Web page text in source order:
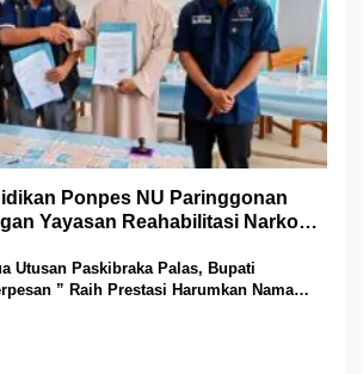
Ponpes NU Paringgonan
Yayasan Reahabilitasi Narkoba
Utusan Paskibraka Palas, Bupati
” Raih Prestasi Harumkan Nama